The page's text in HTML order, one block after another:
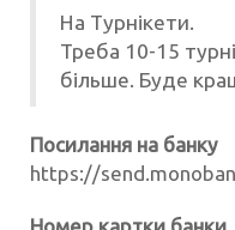
На Турнікети.
Треба 10-15
більше. Буде
Посилання на банку
https://